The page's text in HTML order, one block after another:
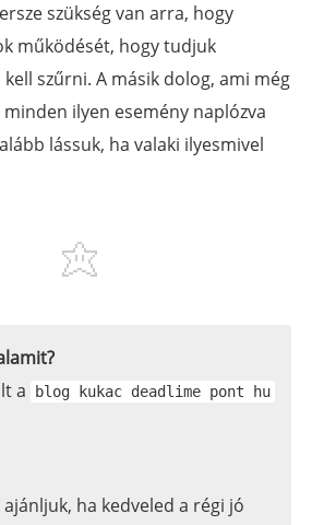
szükség van arra, hogy
működését, hogy tudjuk
szűrni. A másik dolog, ami még
ilyen esemény naplózva
lássuk, ha valaki ilyesmivel
a
blog kukac deadlime pont hu
ajánljuk, ha kedveled a régi jó